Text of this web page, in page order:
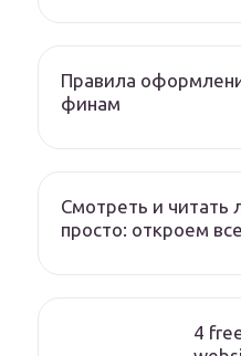
Правила
финам
Смотреть и читать
просто: откроем
4